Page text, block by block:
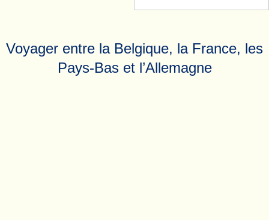
Voyager entre la Belgique, la France, les
Pays-Bas et l’Allemagne